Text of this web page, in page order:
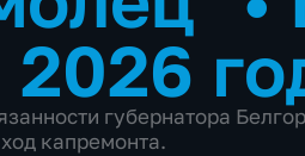
губернатора
капремонта.